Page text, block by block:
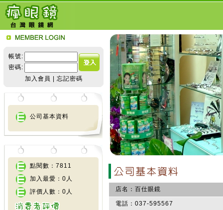
帳號:
密碼:
加入會員
忘記密碼
公司基本資料
點閱數：7811
加入最愛：0人
評價人數：0人
店名： 百仕眼鏡
電話： 037-595567